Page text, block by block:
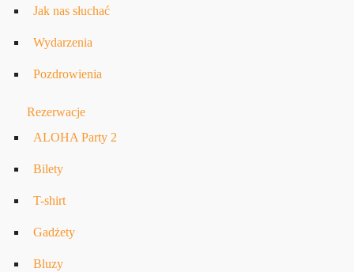
Jak nas słuchać
Wydarzenia
Pozdrowienia
Rezerwacje
ALOHA Party 2
Bilety
T-shirt
Gadżety
Bluzy